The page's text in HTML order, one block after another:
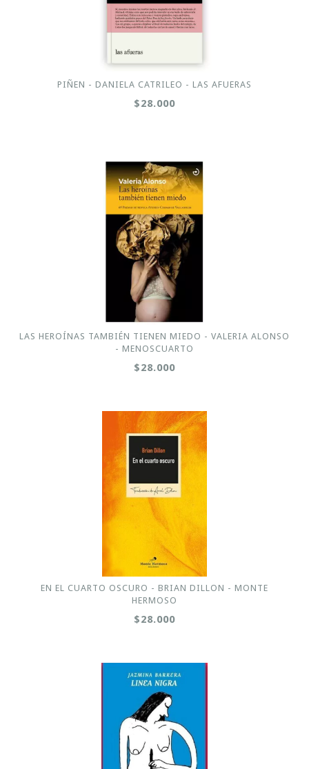
PIÑEN - DANIELA CATRILEO - LAS AFUERAS
$28.000
LAS HEROÍNAS TAMBIÉN TIENEN MIEDO - VALERIA ALONSO
- MENOSCUARTO
$28.000
EN EL CUARTO OSCURO - BRIAN DILLON - MONTE
HERMOSO
$28.000